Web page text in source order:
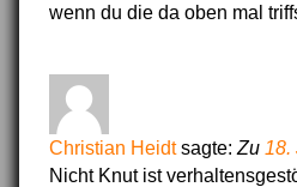
wenn du die da oben mal
Christian Heidtsagte: Zu 18.
Nicht Knut ist